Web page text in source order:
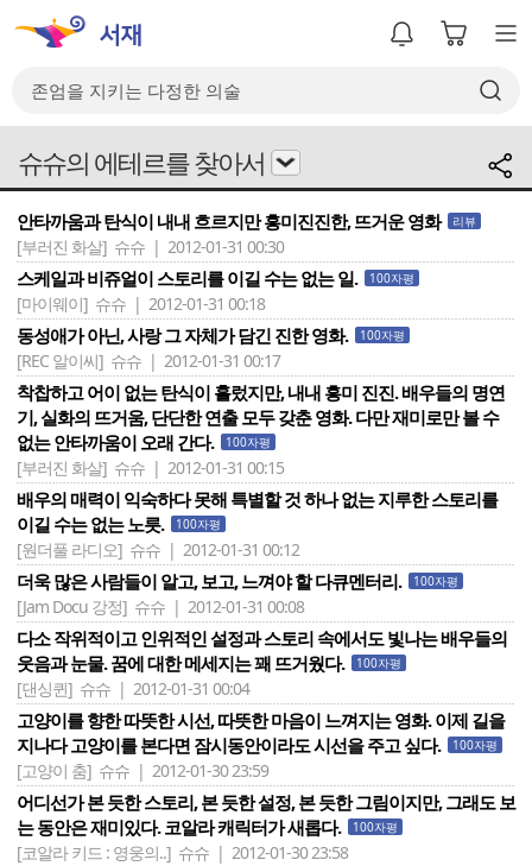
슈슈의 에테르를 찾아서
안타까움과 탄식이 내내 흐르지만 흥미진진한, 뜨거운 영화 리뷰
[부러진 화살] 슈슈 | 2012-01-31 00:30
스케일과 비쥬얼이 스토리를 이길 수는 없는 일. 100자평
[마이웨이] 슈슈 | 2012-01-31 00:18
동성애가 아닌, 사랑 그 자체가 담긴 진한 영화. 100자평
[REC 알이씨] 슈슈 | 2012-01-31 00:17
착찹하고 어이 없는 탄식이 흘렀지만, 내내 흥미 진진. 배우들의 명연
기, 실화의 뜨거움, 단단한 연출 모두 갖춘 영화. 다만 재미로만 볼 수
없는 안타까움이 오래 간다.
100자평
[부러진 화살] 슈슈 | 2012-01-31 00:15
배우의 매력이 익숙하다 못해 특별할 것 하나 없는 지루한 스토리를
이길 수는 없는 노릇.
100자평
[원더풀 라디오] 슈슈 | 2012-01-31 00:12
더욱 많은 사람들이 알고, 보고, 느껴야 할 다큐멘터리. 100자평
[Jam Docu 강정] 슈슈 | 2012-01-31 00:08
다소 작위적이고 인위적인 설정과 스토리 속에서도 빛나는 배우들의
웃음과 눈물. 꿈에 대한 메세지는 꽤 뜨거웠다.
100자평
[댄싱퀸] 슈슈 | 2012-01-31 00:04
고양이를 향한 따뜻한 시선, 따뜻한 마음이 느껴지는 영화. 이제 길을
지나다 고양이를 본다면 잠시동안이라도 시선을 주고 싶다.
100자평
[고양이 춤] 슈슈 | 2012-01-30 23:59
어디선가 본 듯한 스토리, 본 듯한 설정, 본 듯한 그림이지만, 그래도 보
는 동안은 재미있다. 코알라 캐릭터가 새롭다.
100자평
[코알라 키드 : 영웅의..] 슈슈 | 2012-01-30 23:58